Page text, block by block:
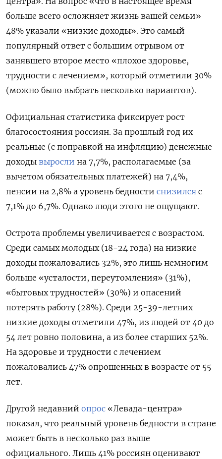
больше всего осложняет жизнь вашей семьи»
48% указали «низкие доходы». Это самый
популярный ответ с большим отрывом от
занявшего второе место «плохое здоровье,
трудности с лечением», который отметили 30%
(можно было выбрать несколько вариантов).
Официальная статистика фиксирует рост
благосостояния россиян. За прошлый год их
реальные (с поправкой на инфляцию) денежные
доходы выросли на 7,7%, располагаемые (за
вычетом обязательных платежей) на 7,4%,
пенсии на 2,8% а уровень бедности снизился с
7,1% до 6,7%. Однако люди этого не ощущают.
Острота проблемы увеличивается с возрастом.
Среди самых молодых (18-24 года) на низкие
доходы пожаловались 32%, это лишь немногим
больше «усталости, переутомления» (31%),
«бытовых трудностей» (30%) и опасений
потерять работу (28%). Среди 25-39-летних
низкие доходы отметили 47%, из людей от 40 до
54 лет ровно половина, а из более старших 52%.
На здоровье и трудности с лечением
пожаловались 47% опрошенных в возрасте от 55
лет.
Другой недавний опрос «Левада-центра»
показал, что реальный уровень бедности в стране
может быть в несколько раз выше
официального. Лишь 41% россиян оценивают